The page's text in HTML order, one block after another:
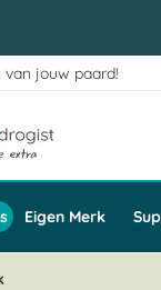
jouw paard!
Eigen Merk